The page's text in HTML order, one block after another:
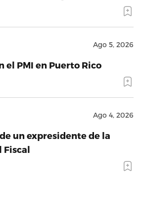
Ago 5, 2026
el PMI en Puerto Rico
Ago 4, 2026
un expresidente de la
Fiscal